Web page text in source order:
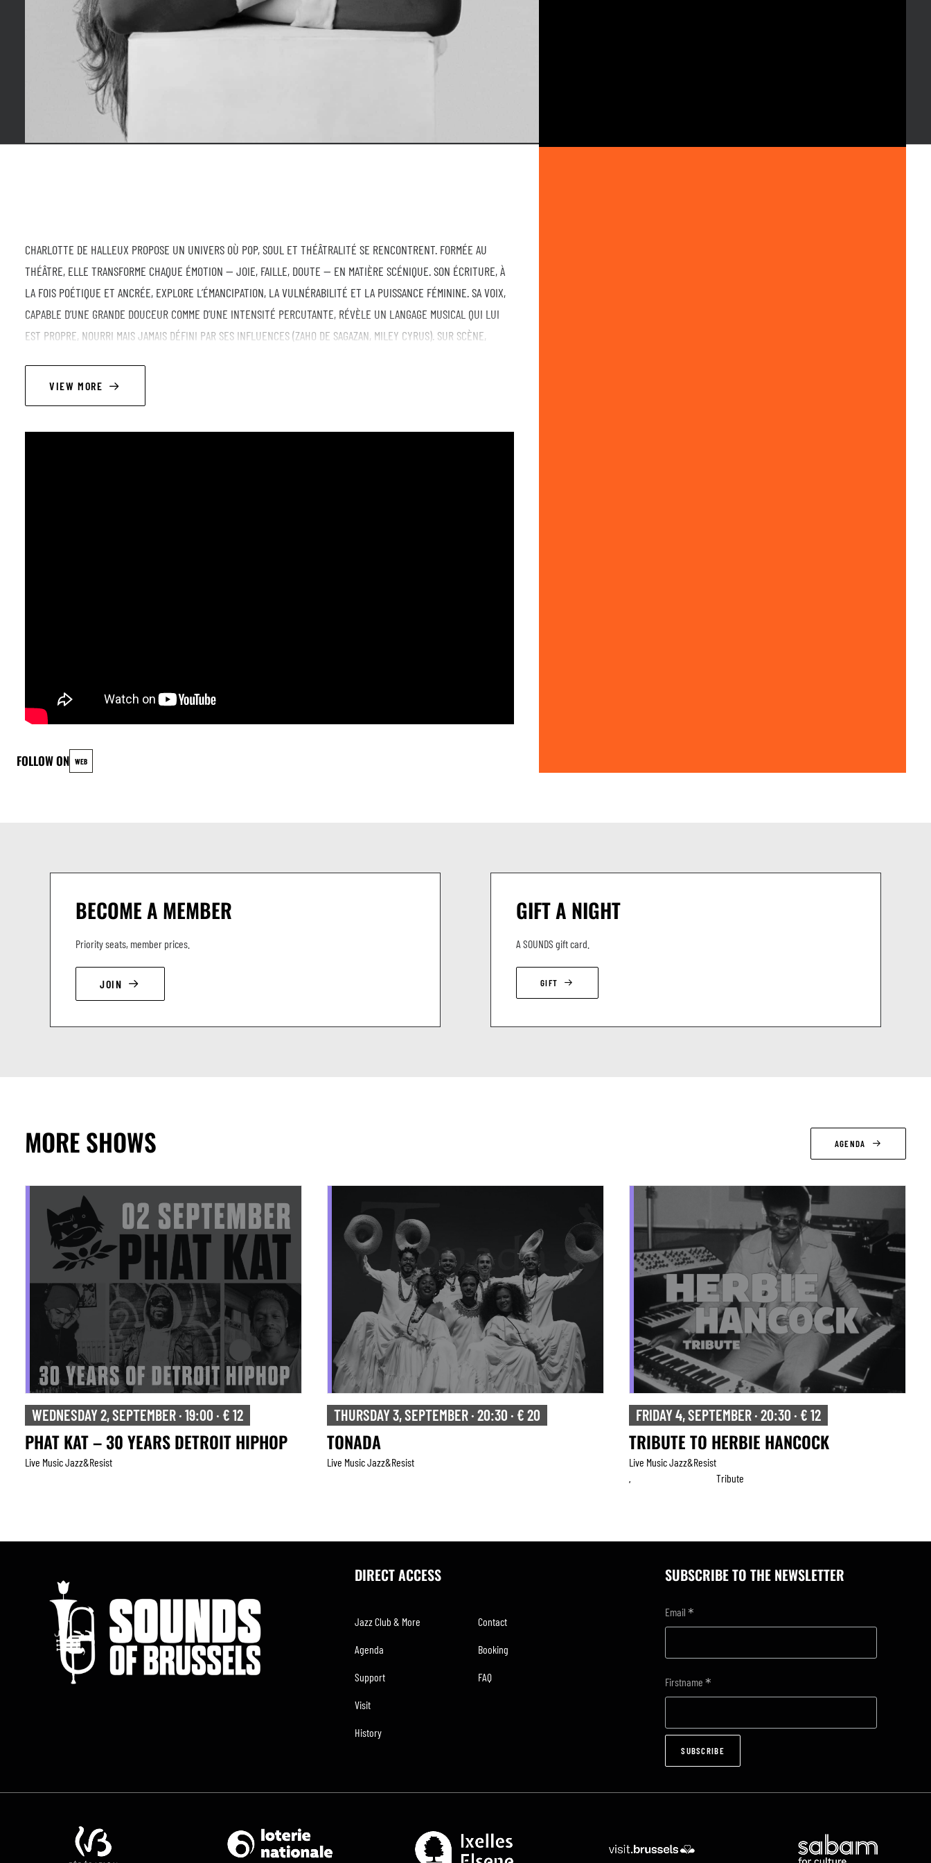
CHARLOTTE DE HALLEUX PROPOSE UN UNIVERS OÙ POP, SOUL ET THÉÂTRALITÉ SE RENCONTRENT. FORMÉE AU
THÉÂTRE, ELLE TRANSFORME CHAQUE ÉMOTION — JOIE, FAILLE, DOUTE — EN MATIÈRE SCÉNIQUE. SON ÉCRITURE, À
LA FOIS POÉTIQUE ET ANCRÉE, EXPLORE L’ÉMANCIPATION, LA VULNÉRABILITÉ ET LA PUISSANCE FÉMININE. SA VOIX,
CAPABLE D’UNE GRANDE DOUCEUR COMME D’UNE INTENSITÉ PERCUTANTE, RÉVÈLE UN LANGAGE MUSICAL QUI LUI
EST PROPRE, NOURRI MAIS JAMAIS DÉFINI PAR SES INFLUENCES (ZAHO DE SAGAZAN, MILEY CYRUS). SUR SCÈNE,
VIEW MORE
FOLLOW ON WEB
BECOME A MEMBER
Priority seats, member prices.
JOIN
GIFT A NIGHT
A SOUNDS gift card.
GIFT
MORE SHOWS AGENDA
WEDNESDAY 2, SEPTEMBER · 19:00 · € 12
PHAT KAT – 30 YEARS DETROIT HIPHOP
Live Music Jazz&resist
THURSDAY 3, SEPTEMBER · 20:30 · € 20
TONADA
Live Music Jazz&resist
FRIDAY 4, SEPTEMBER · 20:30 · € 12
TRIBUTE TO HERBIE HANCOCK
Live Music Jazz&resist
Tribute
DIRECT ACCESS
Jazz Club & More
Agenda
Support
Visit
History
Contact
Booking
FAQ
SUBSCRIBE TO THE NEWSLETTER
Email*
Firstname*